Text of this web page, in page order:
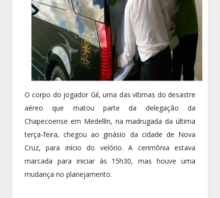
O corpo do jogador Gil, uma das vítimas do desastre
aéreo que matou parte da delegação da
Chapecoense em Medellín, na madrugada da última
terça-feira, chegou ao ginásio da cidade de Nova
Cruz, para início do velório. A cerimônia estava
marcada para iniciar às 15h30, mas houve uma
mudança no planejamento.